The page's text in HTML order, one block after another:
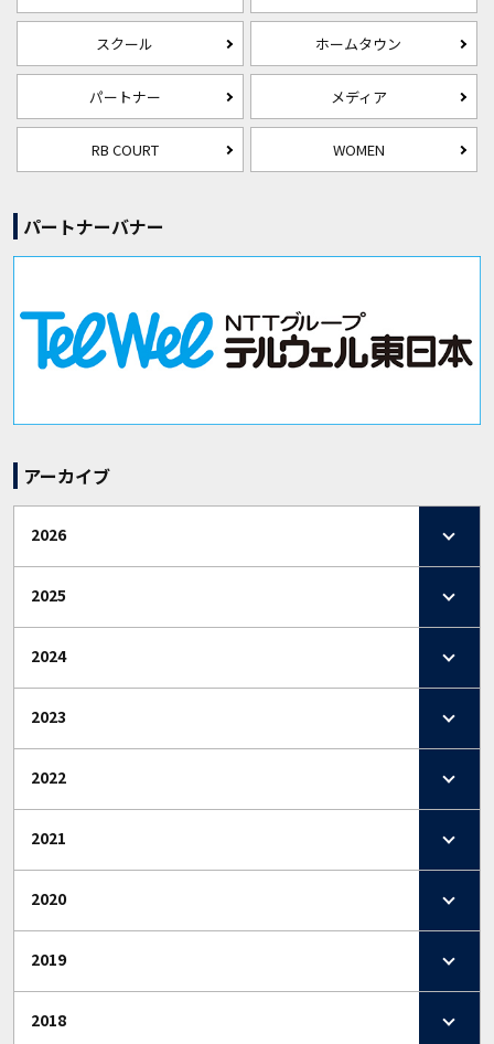
スクール ホームタウン
パートナー メディア
RB COURT WOMEN
パートナーバナー
アーカイブ
2026
2025
2024
2023
2022
2021
2020
2019
2018